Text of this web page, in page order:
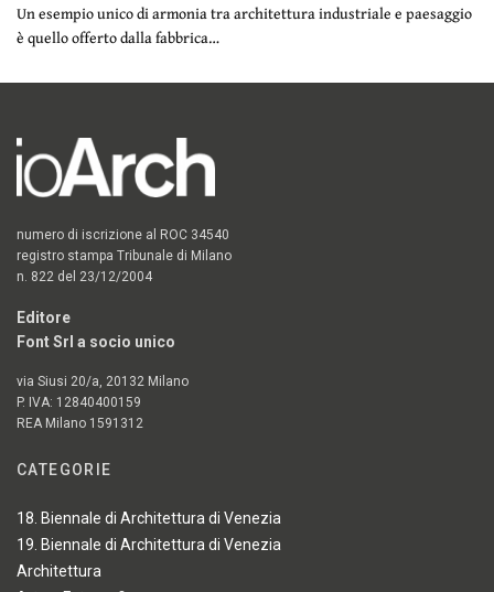
Un esempio unico di armonia tra architettura industriale e paesaggio
è quello offerto dalla fabbrica…
numero di iscrizione al ROC 34540
registro stampa Tribunale di Milano
n. 822 del 23/12/2004
Editore
Font Srl a socio unico
via Siusi 20/a, 20132 Milano
P. IVA: 12840400159
REA Milano 1591312
CATEGORIE
18. Biennale di Architettura di Venezia
19. Biennale di Architettura di Venezia
Architettura